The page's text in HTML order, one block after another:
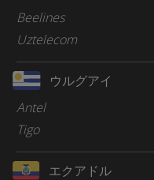
Beelines
Uztelecom
ウルグアイ
Antel
Tigo
エクアドル